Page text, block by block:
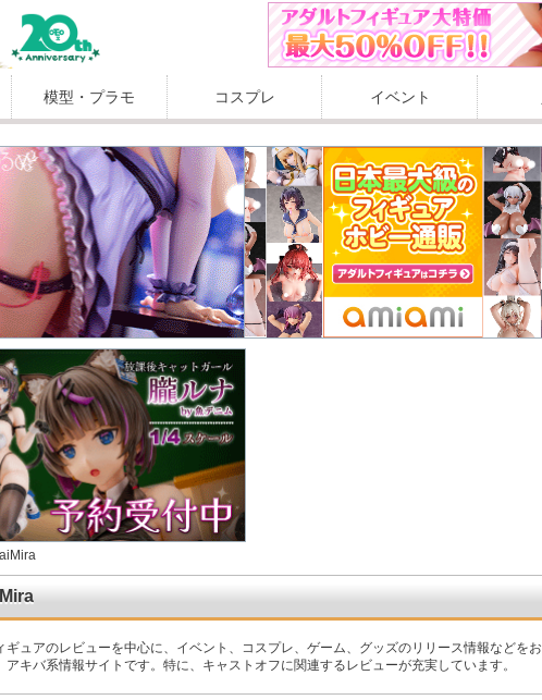
模型・プラモ コスプレ イベント
ギュアのレビューを中心に、イベント、コスプレ、ゲーム、グッズのリリース情報などをお
アキバ系情報サイトです。特に、キャストオフに関連するレビューが充実しています。